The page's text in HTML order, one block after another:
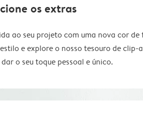
os extras
ao seu projeto com uma nova cor
e explore o nosso tesouro de clip-
o seu toque pessoal e único.